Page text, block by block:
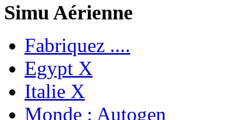
Simu Aérienne
Fabriquez ....
Egypt X
Italie X
Monde : Autogen